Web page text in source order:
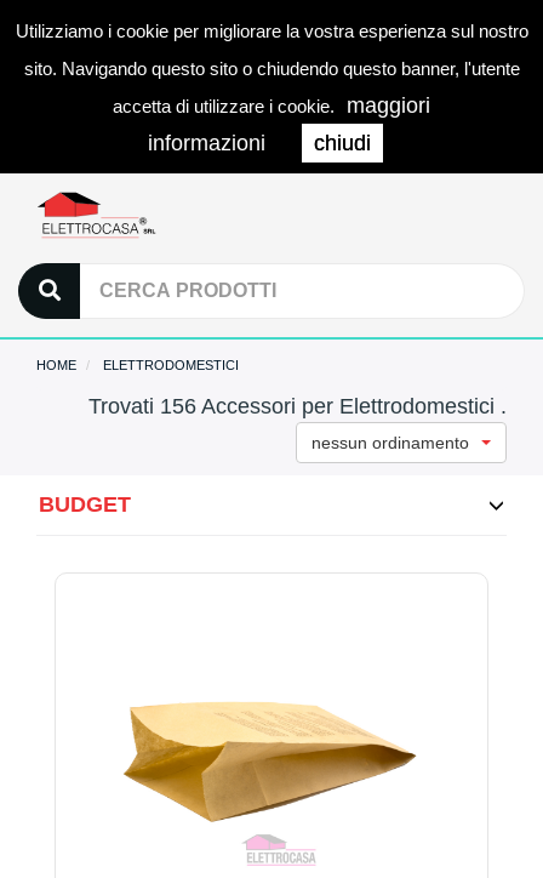
Utilizziamo i cookie per migliorare la vostra esperienza sul nostro
sito. Navigando questo sito o chiudendo questo banner, l'utente
accetta di utilizzare i cookie.
maggiori
informazioni
chiudi
0
HOME ELETTRODOMESTICI
Trovati 156 Accessori per Elettrodomestici .
nessun ordinamento
BUDGET